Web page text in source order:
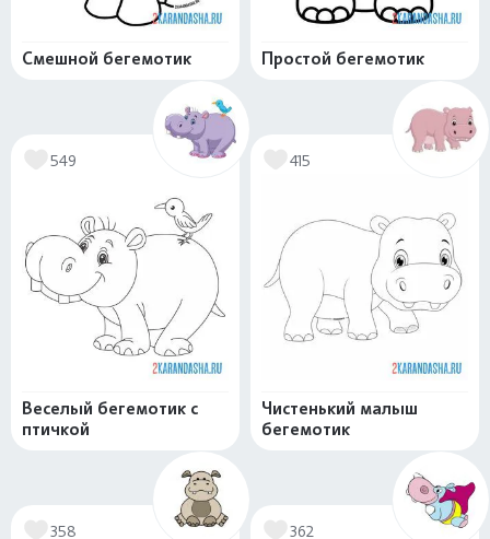
Смешной бегемотик Простой бегемотик
549
Веселый бегемотик с
птичкой
415
Чистенький малыш
бегемотик
358 362